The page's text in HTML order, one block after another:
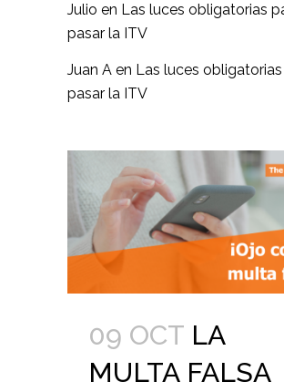
Julio en Las luces obligatorias
pasar la ITV
Juan A en Las luces
pasar la ITV
09 OCT LA
MULTA FALSA